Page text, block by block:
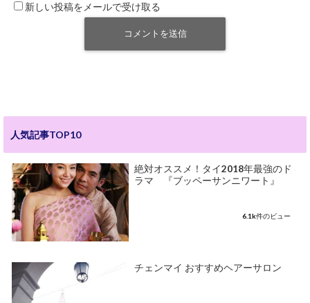
新しい投稿をメールで受け取る
人気記事TOP10
絶対オススメ！タイ2018年最強のド
ラマ 『ブッペーサンニワート』
6.1k件のビュー
チェンマイ おすすめヘアーサロン